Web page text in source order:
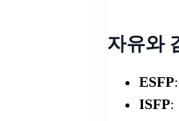
자유와
ESFP
ISFP: